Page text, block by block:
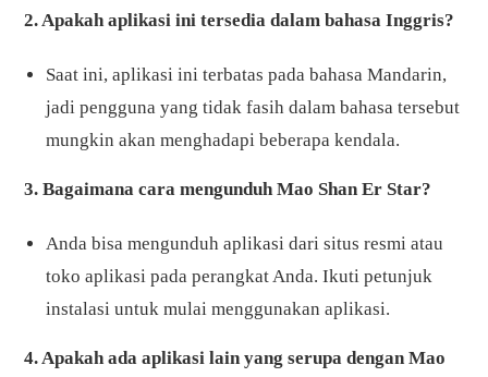
2. Apakah aplikasi ini tersedia dalam bahasa Inggris?
Saat ini, aplikasi ini terbatas pada bahasa Mandarin,
jadi pengguna yang tidak fasih dalam bahasa tersebut
mungkin akan menghadapi beberapa kendala.
3. Bagaimana cara mengunduh Mao Shan Er Star?
Anda bisa mengunduh aplikasi dari situs resmi atau
toko aplikasi pada perangkat Anda. Ikuti petunjuk
instalasi untuk mulai menggunakan aplikasi.
4. Apakah ada aplikasi lain yang serupa dengan Mao